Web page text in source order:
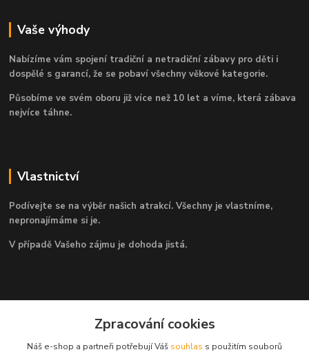
Vaše výhody
Nabízíme vám spojení tradiční a netradiční zábavy pro děti i
dospělé s garancí, že se pobaví všechny věkové kategorie.
Působíme ve svém oboru již více než 10 let a víme, která zábava
nejvíce táhne.
Vlastnictví
Podívejte se na výběr našich atrakcí. Všechny je vlastníme,
nepronajímáme si je.
V případě Vašeho zájmu je dohoda jistá.
Zpracování cookies
Náš e-shop a partneři potřebují Váš souhlas s použitím souborů